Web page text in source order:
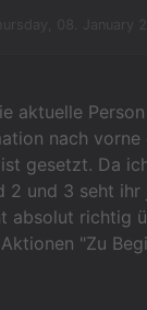
aktuelle
nach vorne
gesetzt. Da
und 3 seht
absolut richtig
"Zu